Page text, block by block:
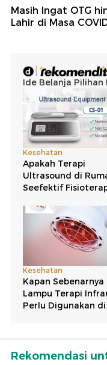
Masih Ingat OTG
Lahir di Masa
Rekomendasi